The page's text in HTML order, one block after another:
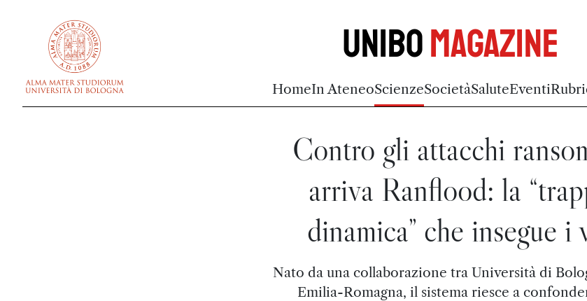
UniboMagazine
HomeIn AteneoScienzeSocietàSaluteEventi
Contro gli attacchi
arriva Ranflood: la
dinamica” che insegue i
Nato da una collaborazione tra Università di
Emilia-Romagna, il sistema riesce a